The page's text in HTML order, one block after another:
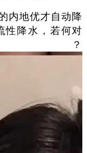
地优才自动降
性降水，若何对